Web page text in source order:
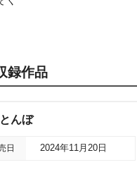
録作品
んぼ
日 2024年11月20日